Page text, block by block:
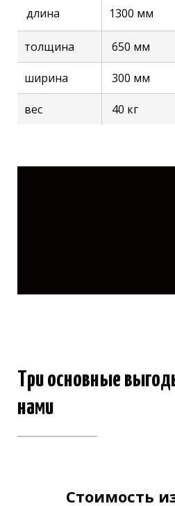
длина 1300 мм
толщина 650 мм
ширина 300 мм
вес 40 кг
Три основные
нами
Стоимость